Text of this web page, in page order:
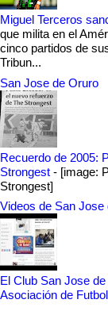
Miguel Terceros
que milita en el
cinco partidos de
Tribun...
San Jose de Oruro
Recuerdo de 2005:
Strongest - [image:
Strongest]
Videos de San Jose
El Club San Jose
Asociación de